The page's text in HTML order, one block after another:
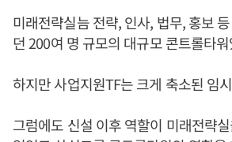
미래전략실늠 전략, 인사, 법무, 홍보
던 200여 명 규모의 대규모 콘트롤타
하지만 사업지원TF는 크게 축소된 임
그럼에도 신설 이후 역할이 미래전략